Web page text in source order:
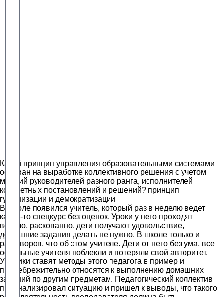
Какой принцип управления образовательными системами
основан на выработке коллективного решения с учетом
мнений руководителей разного ранга, исполнителей
конкретных постановлений и решений? принцип
гуманизации и демократизации
В школе появился учитель, который раз в неделю ведет
какой-то спецкурс без оценок. Уроки у него проходят
весело, раскованно, дети получают удовольствие,
домашние задания делать не нужно. В школе только и
разговоров, что об этом учителе. Дети от него без ума, все
остальные учителя поблекли и потеряли свой авторитет.
Ученики ставят методы этого педагога в пример и
пренебрежительно относятся к выполнению домашних
заданий по другим предметам. Педагогический коллектив
проанализировал ситуацию и пришел к выводы, что такого